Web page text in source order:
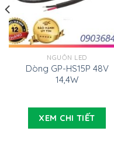
NGUỒN LED
Dòng GP-HS15P 48V
14,4W
XEM CHI TIẾT